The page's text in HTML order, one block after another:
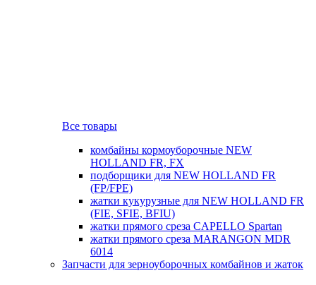
Все товары
комбайны кормоуборочные NEW
HOLLAND FR, FX
подборщики для NEW HOLLAND FR
(FP/FPE)
жатки кукурузные для NEW HOLLAND FR
(FIE, SFIE, BFIU)
жатки прямого среза CAPELLO Spartan
жатки прямого среза MARANGON MDR
6014
Запчасти для зерноуборочных комбайнов и жаток